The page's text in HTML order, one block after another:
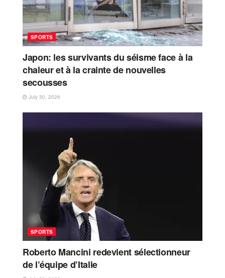
SPORTS
Japon: les survivants du séisme face à la
chaleur et à la crainte de nouvelles
secousses
July 30, 2026
SPORTS
Roberto Mancini redevient sélectionneur
de l’équipe d’Italie